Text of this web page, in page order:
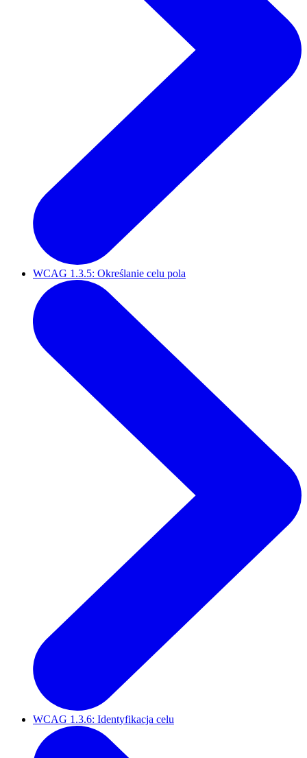
WCAG 1.3.5: Określanie celu pola
WCAG 1.3.6: Identyfikacja celu